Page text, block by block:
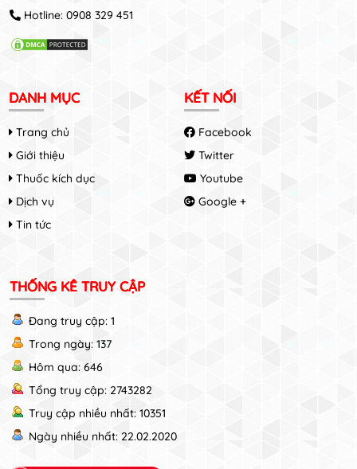
Hotline: 0908 329 451
DANH MỤC
Trang chủ
Giới thiệu
Thuốc kích dục
Dịch vụ
Tin tức
KẾT NỐI
Facebook
Twitter
Youtube
Google +
THỐNG KÊ TRUY CẬP
Đang truy cập: 1
Trong ngày: 137
Hôm qua: 646
Tổng truy cập: 2743282
Truy cập nhiều nhất: 10351
Ngày nhiều nhất: 22.02.2020